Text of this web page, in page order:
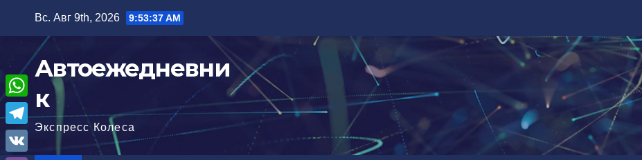
содержимому
Вс. Авг 9th, 2026 9:53:38 AM
Автоежедневни
к
Экспресс Колеса
W
h
a
T
e